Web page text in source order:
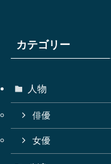
カテゴリー
人物
俳優
女優